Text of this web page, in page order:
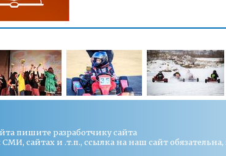
пишите разработчику сайта
сайтах и .т.п., ссылка на наш сайт обязательна,